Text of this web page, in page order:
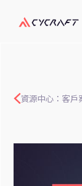
資源中心：客戶